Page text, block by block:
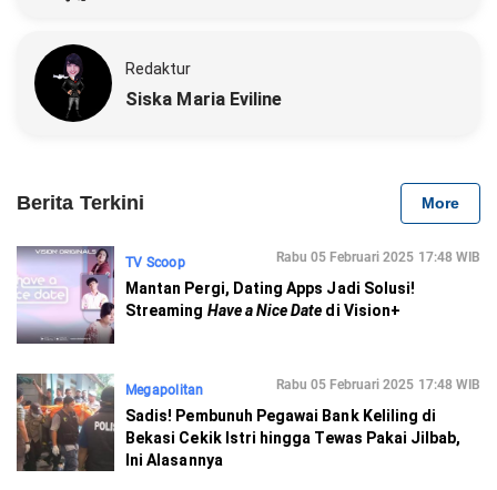
Redaktur
Siska Maria Eviline
Berita Terkini More
TV Scoop Rabu 05 Februari 2025 17:48 WIB
Mantan Pergi, Dating Apps Jadi Solusi!
Streaming Have a Nice Date di Vision+
Megapolitan Rabu 05 Februari 2025 17:48 WIB
Sadis! Pembunuh Pegawai Bank Keliling di
Bekasi Cekik Istri hingga Tewas Pakai Jilbab,
Ini Alasannya